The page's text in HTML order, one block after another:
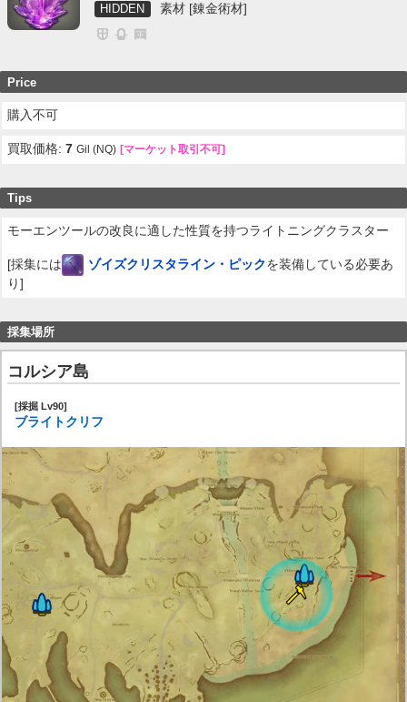
HIDDEN 素材 [錬金術材]
Price
購入不可
買取価格:7 Gil (NQ) [マーケット取引不可]
Tips
モーエンツールの改良に適した性質を持つライトニングクラスター
[採集には ゾイズクリスタライン・ピックを装備している必要あ
り]
採集場所
コルシア島
[採掘 Lv90]
ブライトクリフ